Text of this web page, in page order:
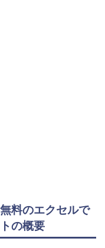
料のエクセルで
の概要